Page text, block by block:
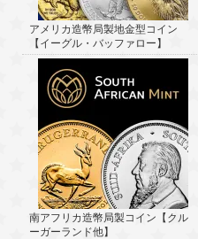
アメリカ造幣局製地金型コイン
【イーグル・バッファロー】
南アフリカ造幣局製コイン【クル
ーガーランド他】